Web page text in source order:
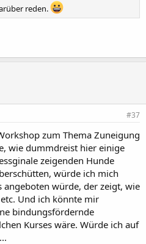
reden.
#37
zum Thema Zuneigung
wie dummdreist hier einige
zeigenden Hunde
würde ich mich
würde, der zeigt, wie
Und ich könnte mir
bindungsfördernde
Kurses wäre. Würde ich auf